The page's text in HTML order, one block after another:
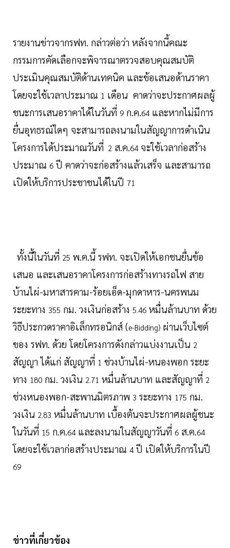
รายงานข่าวจากรฟท. กล่าวต่อว่า หลังจากนี้คณะ
กรรมการคัดเลือกจะพิจารณาตรวจสอบคุณสมบัติ
ประเมินคุณสมบัติด้านเทคนิค และข้อเสนอด้านราคา
โดยจะใช้เวลาประมาณ 1 เดือน คาดว่าจะประกาศผลผู้
ชนะการเสนอราคาได้ในวันที่ 9 ก.ค.64 และหากไม่มีการ
ยื่นอุทธรณ์ใดๆ จะสามารถลงนามในสัญญาการดำเนิน
โครงการได้ประมาณวันที่ 2 ส.ค.64 จะใช้เวลาก่อสร้าง
ประมาณ 6 ปี คาดว่าจะก่อสร้างแล้วเสร็จ และสามารถ
เปิดให้บริการประชาชนได้ในปี 71
ทั้งนี้ในวันที่ 25 พ.ค.นี้ รฟท. จะเปิดให้เอกชนยื่นข้อ
เสนอ และเสนอราคาโครงการก่อสร้างทางรถไฟ สาย
บ้านไผ่-มหาสารคาม-ร้อยเอ็ด-มุกดาหาร-นครพนม
ระยะทาง 355 กม. วงเงินก่อสร้าง 5.46 หมื่นล้านบาท ด้วย
วิธีประกวดราคาอิเล็กทรอนิกส์ (e-Bidding) ผ่านเว็บไซต์
ของ รฟท. ด้วย โดยโครงการดังกล่าวแบ่งงานเป็น 2
สัญญา ได้แก่ สัญญาที่ 1 ช่วงบ้านไผ่-หนองพอก ระยะ
ทาง 180 กม. วงเงิน 2.71 หมื่นล้านบาท และสัญญาที่ 2
ช่วงหนองพอก-สะพานมิตรภาพ 3 ระยะทาง 175 กม.
วงเงิน 2.83 หมื่นล้านบาท เบื้องต้นจะประกาศผลผู้ชนะ
ในวันที่ 15 ก.ค.64 และลงนามในสัญญาวันที่ 6 ส.ค.64
โดยจะใช้เวลาก่อสร้างประมาณ 4 ปี เปิดให้บริการในปี
69
ข่าวที่เกี่ยวข้อง